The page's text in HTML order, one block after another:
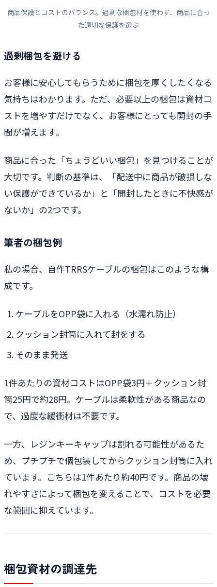
商品保護とコストのバランス。過剰な梱包材を使わず、商品に合っ
た適切な保護を選ぶ
過剰梱包を避ける
お客様に安心してもらうために梱包を厚くしたくなる
気持ちはわかります。ただ、必要以上の梱包は資材コ
ストを増やすだけでなく、お客様にとっても開封の手
間が増えます。
商品に合った「ちょうどいい梱包」を見つけることが
大切です。判断の基準は、「配送中に商品が破損しな
い保護ができているか」と「開封したときに不快感が
ないか」の2つです。
筆者の梱包例
私の場合、自作TRRSケーブルの梱包はこのような構
成です。
ケーブルをOPP袋に入れる（水濡れ防止）
クッション封筒に入れて封をする
そのまま発送
1件あたりの資材コストはOPP袋3円＋クッション封
筒25円で約28円。ケーブルは柔軟性がある商品なの
で、過度な緩衝材は不要です。
一方、レジンキーキャップは割れる可能性があるた
め、プチプチで個包装してからクッション封筒に入れ
ています。こちらは1件あたり約40円です。商品の壊
れやすさによって梱包を変えることで、コストを必要
な範囲に抑えています。
梱包資材の調達先